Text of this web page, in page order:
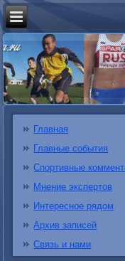
Главная
Главные события
Спортивные
Мнение экспертов
Интересное рядом
Архив записей
Связь и нами